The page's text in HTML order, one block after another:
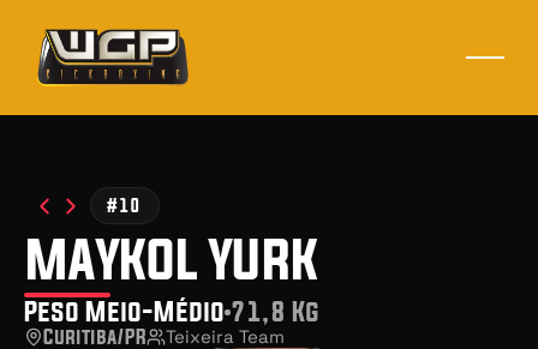
#10
maykol yurk
Peso Meio-Médio 71,8 Kg
Curitiba/PR Teixeira Team